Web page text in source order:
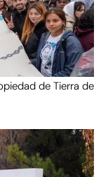
de Tierra de